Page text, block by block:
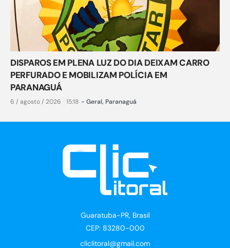
DISPAROS EM PLENA LUZ DO DIA DEIXAM CARRO
PERFURADO E MOBILIZAM POLÍCIA EM
PARANAGUÁ
6 / agosto / 2026 15:18 - Geral, Paranaguá
Guaratuba-PR, Brasil
CEP: 83280-000
cliclitoral@gmail.com